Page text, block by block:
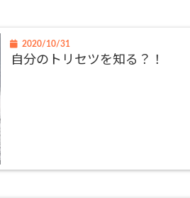
2020/10/31
自分のトリセツを知る？！